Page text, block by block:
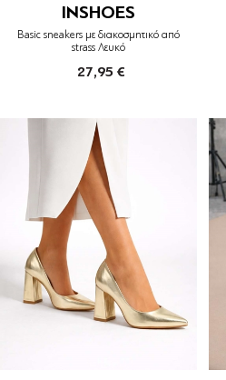
INSHOES
Basic sneakers με διακοσμητικό από
strass Λευκό
27,95 €